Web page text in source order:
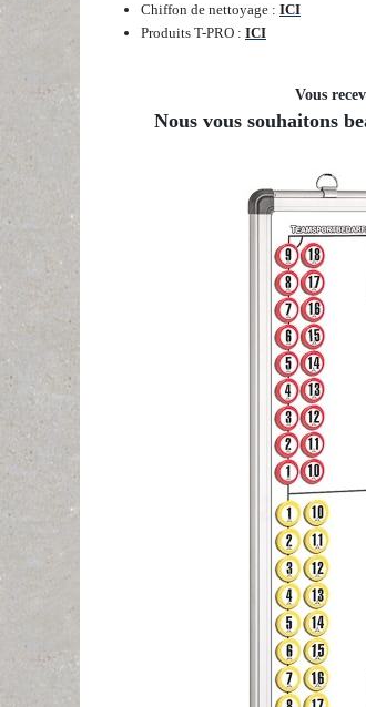
Chiffon de nettoyage : ICI
Produits T-PRO : ICI
Vous
Nous vous souhaitons